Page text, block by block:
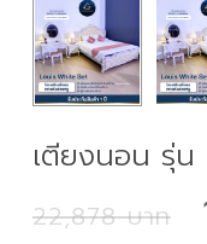
เตียงนอน รุ่น
22,878